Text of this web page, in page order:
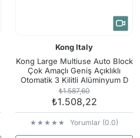
Kong Italy
Kong Large Multiuse Auto Block
Çok Amaçlı Geniş Açıklıklı
Otomatik 3 Kilitli Alüminyum D
Karabina 737LM0PPBKK
₺1.587,60
₺1.508,22
Yorumlar (0.0)